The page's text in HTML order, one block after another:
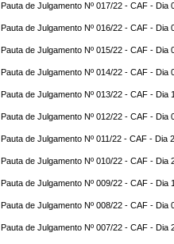
Pauta de Julgamento Nº 017/22 - CAF - Dia
Pauta de Julgamento Nº 016/22 - CAF - Dia
Pauta de Julgamento Nº 015/22 - CAF - Dia
Pauta de Julgamento Nº 014/22 - CAF - Dia
Pauta de Julgamento Nº 013/22 - CAF - Dia
Pauta de Julgamento Nº 012/22 - CAF - Dia
Pauta de Julgamento Nº 011/22 - CAF - Dia
Pauta de Julgamento Nº 010/22 - CAF - Dia
Pauta de Julgamento Nº 009/22 - CAF - Dia
Pauta de Julgamento Nº 008/22 - CAF - Dia
Pauta de Julgamento Nº 007/22 - CAF - Dia